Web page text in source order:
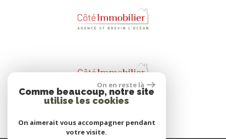
On en reste là
Comme beaucoup, notre site
utilise les cookies
On aimerait vous accompagner pendant
votre visite.